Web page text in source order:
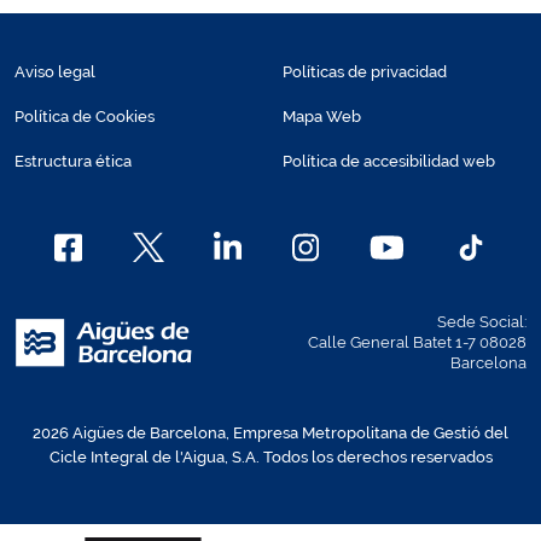
Aviso legal
Política de Cookies
Estructura ética
Políticas de privacidad
Mapa Web
Política de accesibilidad web
Sede Social:
Calle General Batet 1-7 08028
Barcelona
2026 Aigües de Barcelona, Empresa Metropolitana de Gestió del
Cicle Integral de l'Aigua, S.A. Todos los derechos reservados